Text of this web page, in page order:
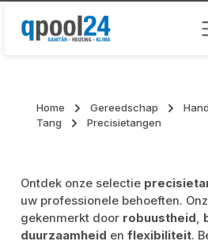
Ga naar de hoofdinhoud
Home Gereedschap
Tang
Precisietangen
Ontdek onze selectie
uw professionele behoeften.
gekenmerkt door robuustheid,
duurzaamheid enflexibiliteit.